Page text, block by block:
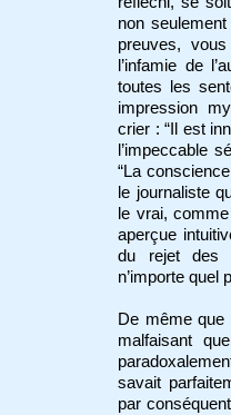
non
preuves,
l’infamie de
toutes les
impression
crier : “Il est
l’impeccable
“La
le journaliste
le vrai,
aperçue
du rejet des
n’importe quel
De même que
malfaisant
savait
par